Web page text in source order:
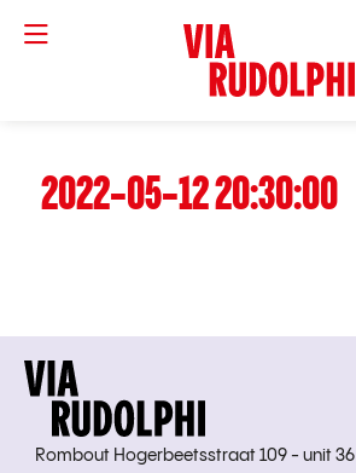
2022-05-12 20:30:00
Rombout Hogerbeetsstraat 109 - unit 36